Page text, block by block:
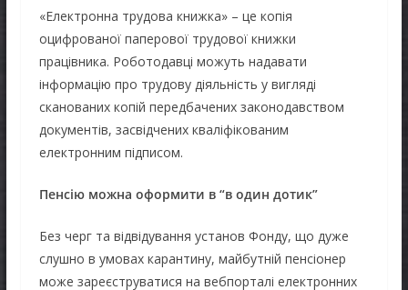
«Електронна трудова книжка» – це копія
оцифрованої паперової трудової книжки
працівника. Роботодавці можуть надавати
інформацію про трудову діяльність у вигляді
сканованих копій передбачених законодавством
документів, засвідчених кваліфікованим
електронним підписом.
Пенсію можна оформити в “в один дотик”
Без черг та відвідування установ Фонду, що дуже
слушно в умовах карантину, майбутній пенсіонер
може зареєструватися на вебпорталі електронних